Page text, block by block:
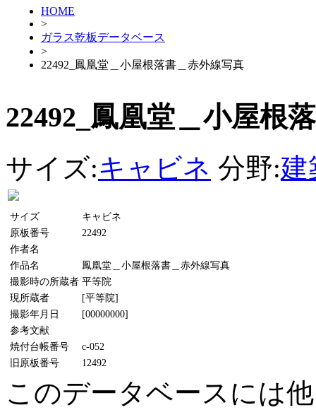
HOME
>
ガラス乾板データベース
>
22492_鳳凰堂＿小屋根落書＿赤外線写真
22492_鳳凰堂＿小屋根
サイズ:キャビネ 分野:建
サイズ
キャビネ
原板番号
22492
作者名
作品名
鳳凰堂＿小屋根落書＿赤外線写真
撮影時の所蔵者 平等院
現所蔵者
[平等院]
撮影年月日
[00000000]
参考文献
焼付台帳番号
c-052
旧原板番号
12492
このデータベースには